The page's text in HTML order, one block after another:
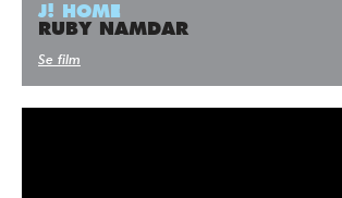
J! HOME
RUBY NAMDAR
Se film